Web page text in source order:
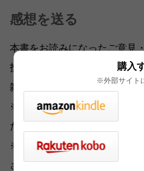
感想を送る
本書をお読みになったご意見
投稿されたお客様の声は、弊
雑誌広告などに掲載させてい
※いただいた内容へのご返信
ださい。
※ご意見・ご感想以外は、
さい。
購入
※外部サイト